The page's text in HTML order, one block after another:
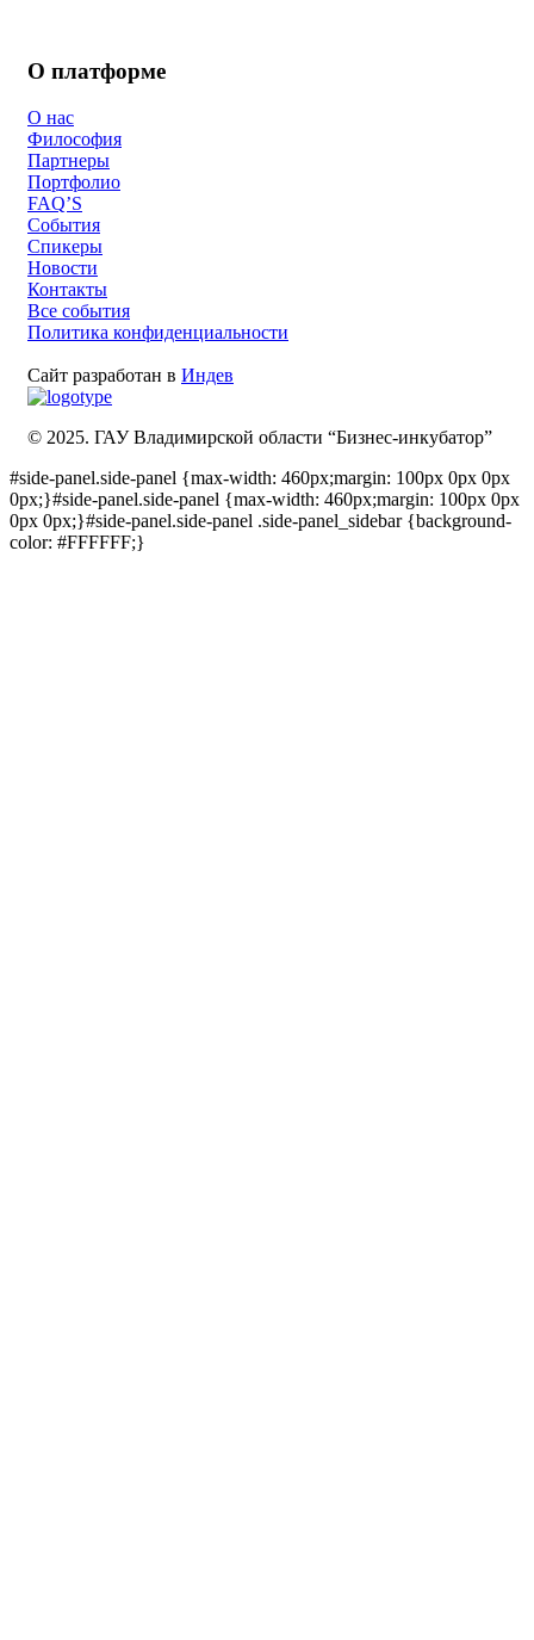
О платформе
О нас
Философия
Партнеры
Портфолио
FAQ’S
События
Спикеры
Новости
Контакты
Все события
Политика конфиденциальности
Сайт разработан в Индев
© 2025. ГАУ Владимирской области “Бизнес-инкубатор”
#side-panel.side-panel {max-width: 460px;margin: 100px 0px 0px
0px;}#side-panel.side-panel {max-width: 460px;margin: 100px 0px
0px 0px;}#side-panel.side-panel .side-panel_sidebar {background-
color: #FFFFFF;}